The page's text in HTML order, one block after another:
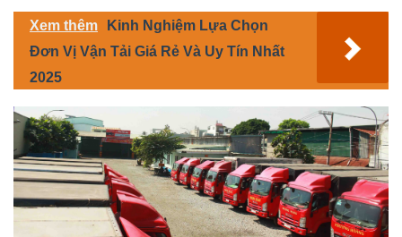
Xem thêm
Kinh Nghiệm Lựa Chọn
Đơn Vị Vận Tải Giá Rẻ Và Uy Tín Nhất
2025